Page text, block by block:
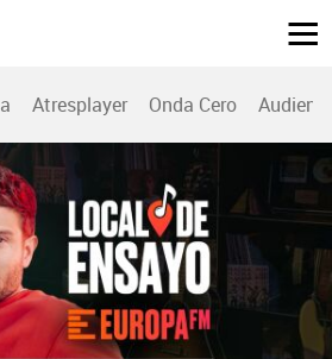
Atresplayer Onda Cero